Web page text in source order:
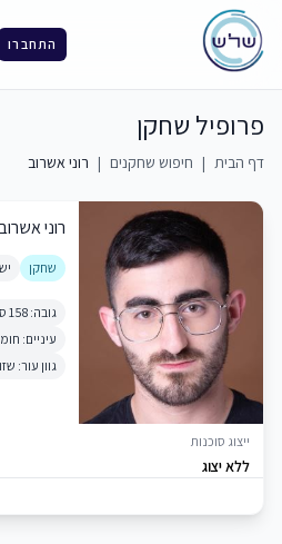
התחברו
פרופיל שחקן
דף הבית | חיפוש שחקנים | רוני אשרוב
ייצוג סוכנות
ללא יצוג
רוני אשרוב
שחקן
גובה: 158 ס״מ
עיניים:
גוון עור: